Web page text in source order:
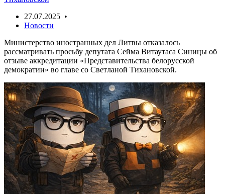
27.07.2025 •
Новости
Министерство иностранных дел Литвы отказалось
рассматривать просьбу депутата Сейма Витаутаса Синицы об
отзыве аккредитации «Представительства белорусской
демократии» во главе со Светланой Тихановской.